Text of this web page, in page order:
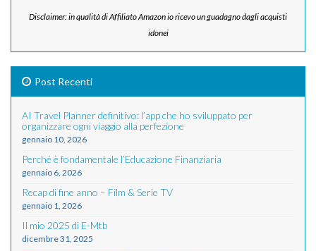
Disclaimer: in qualità di Affiliato Amazon io ricevo un guadagno dagli acquisti
idonei
Post Recenti
AI Travel Planner definitivo: l’app che ho sviluppato per
organizzare ogni viaggio alla perfezione
gennaio 10, 2026
Perché è fondamentale l’Educazione Finanziaria
gennaio 6, 2026
Recap di fine anno – Film & Serie TV
gennaio 1, 2026
Il mio 2025 di E-Mtb
dicembre 31, 2025